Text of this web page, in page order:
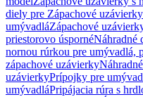
diely pre Zápachové
umývadláZápachové
priestorovo úspornéNáhradné
nornou rúrkou pre umývadlá,
zápachové uzávierky
uzávierkyPrípojky pre
umývadláPripájacia rúra s